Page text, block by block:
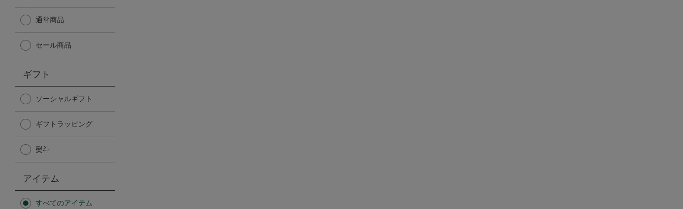
Afternoon Tea TEAROOM
Afternoon Tea TEAROOM
日傘
保冷バッグ
通常商品
セール商品
ギフト
ソーシャルギフト
ギフトラッピング
熨斗
アイテム
すべてのアイテム